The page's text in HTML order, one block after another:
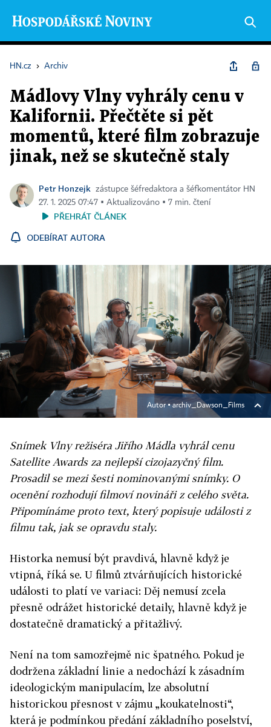
HN.cz › Archiv
Mádlovy Vlny vyhrály cenu v
Kalifornii. Přečtěte si pět
momentů, které film zobrazuje
jinak, než se skutečně staly
Petr Honzejk
zástupce šéfredaktora a šéfkomentátor HN
27. 1. 2025 07:47 ▪ Aktualizováno ▪ 7 min. čtení
PŘEHRÁT ČLÁNEK
ODEBÍRAT AUTORA
Autor ▪archiv_Dawson_Films
Snímek Vlny režiséra Jiřího Mádla vyhrál cenu
Satellite Awards za nejlepší cizojazyčný film.
Prosadil se mezi šesti nominovanými snímky. O
ocenění rozhodují filmoví novináři z celého světa.
Připomínáme proto text, který popisuje události z
filmu tak, jak se opravdu staly.
Historka nemusí být pravdivá, hlavně když je
vtipná, říká se. U filmů ztvárňujících historické
události to platí ve variaci: Děj nemusí zcela
přesně odrážet historické detaily, hlavně když je
dostatečně dramatický a přitažlivý.
Není na tom samozřejmě nic špatného. Pokud je
dodržena základní linie a nedochází k zásadním
ideologickým manipulacím, lze absolutní
historickou přesnost v zájmu „koukatelnosti“,
která je podmínkou předání základního poselství,